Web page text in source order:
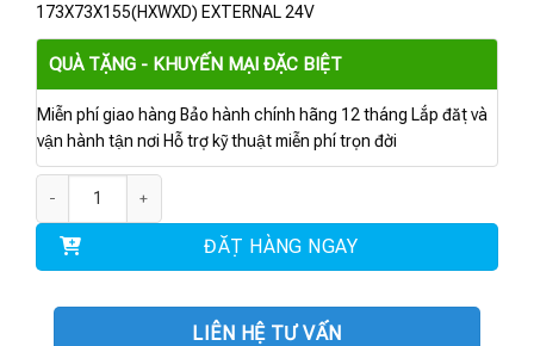
173X73X155(HXWXD) EXTERNAL 24V
QUÀ TẶNG - KHUYẾN MẠI ĐẶC BIỆT
Miễn phí giao hàng Bảo hành chính hãng 12 tháng Lắp đặt và
vận hành tận nơi Hỗ trợ kỹ thuật miễn phí trọn đời
ĐẶT HÀNG NGAY
LIÊN HỆ TƯ VẤN